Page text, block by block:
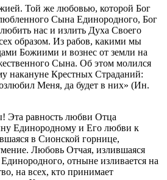
Той же любовью, которой Бог
Сына Единородного, Бог
нас и излить Духа Своего
образом. Из рабов, какими мы
Божиими и вознес от земли на
Сына. Об этом молился
накануне Крестных Страданий:
Меня, да будет в них» (Ин.
Эта равность любви Отца
Единородному и Его любви к
в Сионской горнице,
Любовь Отчая, излившаяся
отныне изливается на
на всех, кто принимает